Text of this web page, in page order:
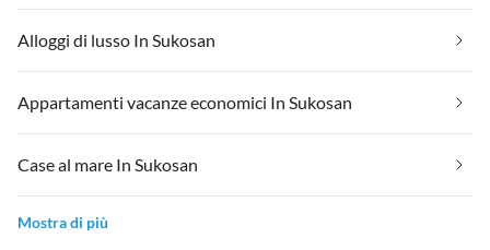
Alloggi di lusso In Sukosan
Appartamenti vacanze economici In Sukosan
Case al mare In Sukosan
Mostra di più